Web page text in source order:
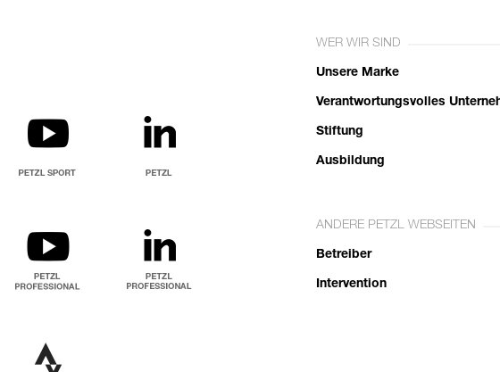
WER WIR SIND
Unsere Marke
Verantwortungsvolles
Stiftung
Ausbildung
ANDERE PETZL WEBSEITEN
Betreiber
Intervention